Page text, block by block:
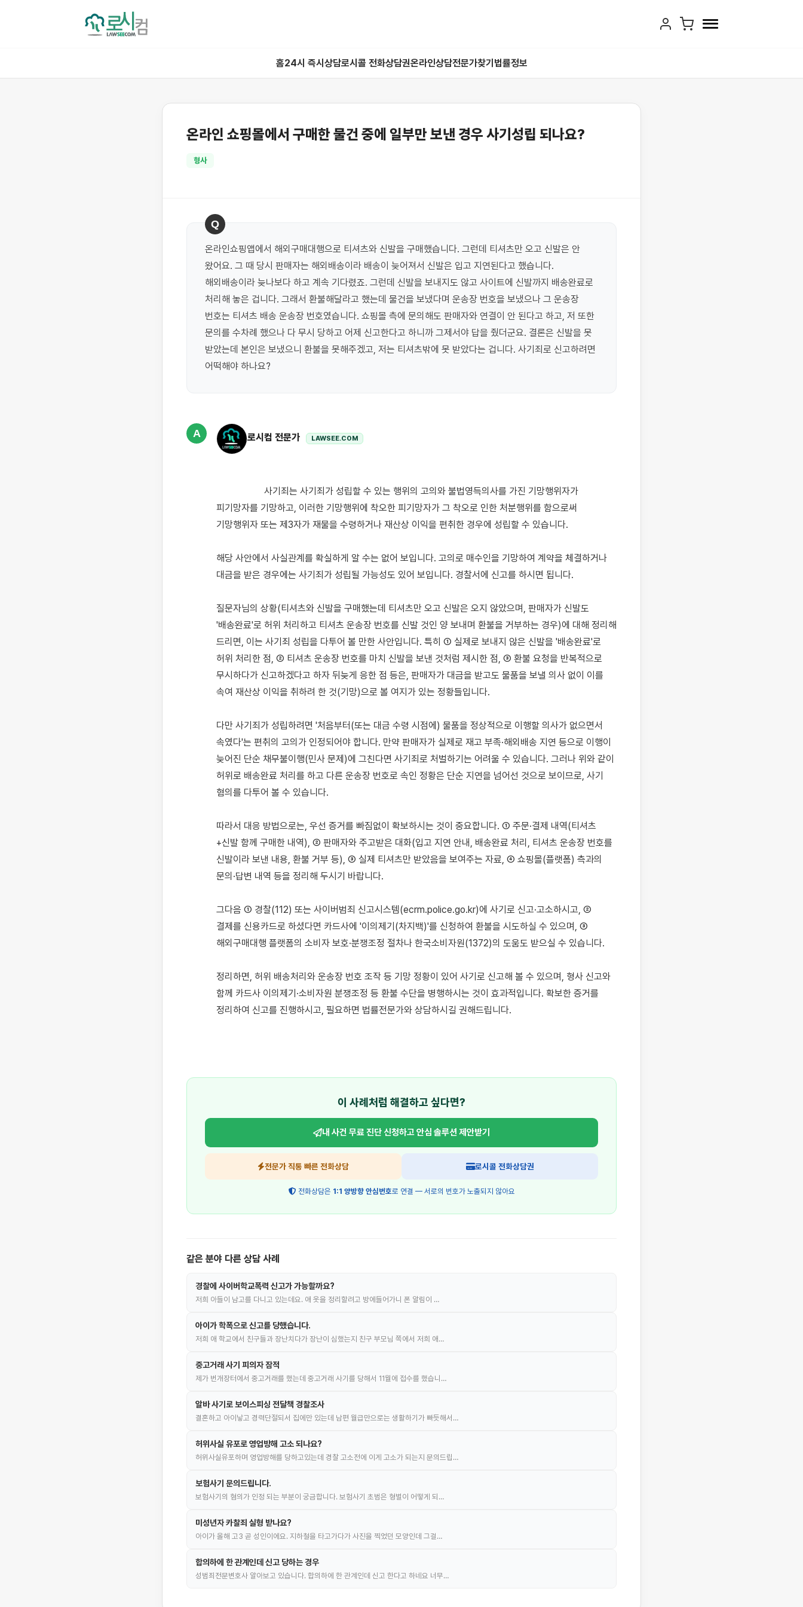
홈24시 즉시상담로시콜 전화상담권온라인상담전문가찾기 법률정보
온라인 쇼핑몰에서 구매한 물건 중에 일부만 보낸 경우 사기성립 되나요?
형사
Q
온라인쇼핑앱에서 해외구매대행으로 티셔츠와 신발을 구매했습니다. 그런데 티셔츠만 오고 신발은 안
왔어요. 그 때 당시 판매자는 해외배송이라 배송이 늦어져서 신발은 입고 지연된다고 했습니다.
해외배송이라 늦나보다 하고 계속 기다렸죠. 그런데 신발을 보내지도 않고 사이트에 신발까지 배송완료로
처리해 놓은 겁니다. 그래서 환불해달라고 했는데 물건을 보냈다며 운송장 번호을 보냈으나 그 운송장
번호는 티셔츠 배송 운송장 번호였습니다. 쇼핑몰 측에 문의해도 판매자와 연결이 안 된다고 하고, 저 또한
문의를 수차례 했으나 다 무시 당하고 어제 신고한다고 하니까 그제서야 답을 줬더군요. 결론은 신발을 못
받았는데 본인은 보냈으니 환불을 못해주겠고, 저는 티셔츠밖에 못 받았다는 겁니다. 사기죄로 신고하려면
어떡해야 하나요?
A 로시컴 전문가 LAWSEE.COM
피기망자를 기망하고, 이러한 기망행위에 착오한 피기망자가 그 착오로 인한 처분행위를 함으로써
기망행위자 또는 제3자가 재물을 수령하거나 재산상 이익을 편취한 경우에 성립할 수 있습니다.
해당 사안에서 사실관계를 확실하게 알 수는 없어 보입니다. 고의로 매수인을 기망하여 계약을 체결하거나
대금을 받은 경우에는 사기죄가 성립될 가능성도 있어 보입니다. 경찰서에 신고를 하시면 됩니다.
질문자님의 상황(티셔츠와 신발을 구매했는데 티셔츠만 오고 신발은 오지 않았으며, 판매자가 신발도
'배송완료'로 허위 처리하고 티셔츠 운송장 번호를 신발 것인 양 보내며 환불을 거부하는 경우)에 대해 정리해
드리면, 이는 사기죄 성립을 다투어 볼 만한 사안입니다. 특히 ① 실제로 보내지 않은 신발을 '배송완료'로
허위 처리한 점, ② 티셔츠 운송장 번호를 마치 신발을 보낸 것처럼 제시한 점, ③ 환불 요청을 반복적으로
무시하다가 신고하겠다고 하자 뒤늦게 응한 점 등은, 판매자가 대금을 받고도 물품을 보낼 의사 없이 이를
속여 재산상 이익을 취하려 한 것(기망)으로 볼 여지가 있는 정황들입니다.
다만 사기죄가 성립하려면 '처음부터(또는 대금 수령 시점에) 물품을 정상적으로 이행할 의사가 없으면서
속였다'는 편취의 고의가 인정되어야 합니다. 만약 판매자가 실제로 재고 부족·해외배송 지연 등으로 이행이
늦어진 단순 채무불이행(민사 문제)에 그친다면 사기죄로 처벌하기는 어려울 수 있습니다. 그러나 위와 같이
허위로 배송완료 처리를 하고 다른 운송장 번호로 속인 정황은 단순 지연을 넘어선 것으로 보이므로, 사기
혐의를 다투어 볼 수 있습니다.
따라서 대응 방법으로는, 우선 증거를 빠짐없이 확보하시는 것이 중요합니다. ① 주문·결제 내역(티셔츠
+신발 함께 구매한 내역), ② 판매자와 주고받은 대화(입고 지연 안내, 배송완료 처리, 티셔츠 운송장 번호를
신발이라 보낸 내용, 환불 거부 등), ③ 실제 티셔츠만 받았음을 보여주는 자료, ④ 쇼핑몰(플랫폼) 측과의
문의·답변 내역 등을 정리해 두시기 바랍니다.
그다음 ① 경찰(112) 또는 사이버범죄 신고시스템(ecrm.police.go.kr)에 사기로 신고·고소하시고, ②
결제를 신용카드로 하셨다면 카드사에 '이의제기(차지백)'를 신청하여 환불을 시도하실 수 있으며, ③
해외구매대행 플랫폼의 소비자 보호·분쟁조정 절차나 한국소비자원(1372)의 도움도 받으실 수 있습니다.
정리하면, 허위 배송처리와 운송장 번호 조작 등 기망 정황이 있어 사기로 신고해 볼 수 있으며, 형사 신고와
함께 카드사 이의제기·소비자원 분쟁조정 등 환불 수단을 병행하시는 것이 효과적입니다. 확보한 증거를
정리하여 신고를 진행하시고, 필요하면 법률전문가와 상담하시길 권해드립니다.
이 사례처럼 해결하고 싶다면?
내 사건 무료 진단 신청하고안심 솔루션 제안받기
전문가 직통 빠른 전화상담 로시콜 전화상담권
전화상담은 1:1 양방향 안심번호로 연결 — 서로의 번호가 노출되지 않아요
같은 분야 다른 상담 사례
경찰에 사이버학교폭력 신고가 가능할까요?
저희 아들이 남고를 다니고 있는데요. 애 옷을 정리할려고 방에들어가니 폰 알림이 …
아이가 학폭으로 신고를 당했습니다.
저희 애 학교에서 친구들과 장난치다가 장난이 심했는지 친구 부모님 쪽에서 저희 애…
중고거래 사기 피의자 잠적
제가 번개장터에서 중고거래를 했는데 중고거래 사기를 당해서 11월에 접수를 했습니…
알바 사기로 보이스피싱 전달책 경찰조사
결혼하고 아이낳고 경력단절되서 집에만 있는데 남편 월급만으로는 생활하기가 빠듯해서…
허위사실 유포로 영업방해 고소 되나요?
허위사실유포하며 영업방해를 당하고있는데 경찰 고소전에 이게 고소가 되는지 문의드립…
보험사기 문의드립니다.
보험사기의 혐의가 인정 되는 부분이 궁금합니다. 보험사기 초범은 형벌이 어떻게 되…
미성년자 카찰죄 실형 받나요?
아이가 올해 고3 곧 성인이에요. 지하철을 타고가다가 사진을 찍었던 모양인데 그걸…
합의하에 한 관계인데 신고 당하는 경우
성범죄전문변호사 알아보고 있습니다. 합의하에 한 관계인데 신고 한다고 하네요 너무…